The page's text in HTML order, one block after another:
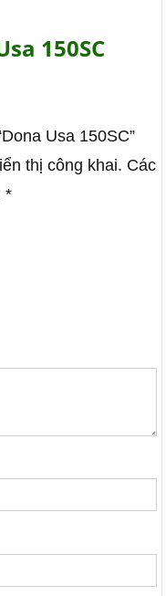
150SC
Usa 150SC”
thị công khai. Các
*